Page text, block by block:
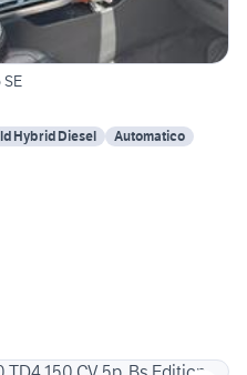
Hybrid Diesel
Automatico